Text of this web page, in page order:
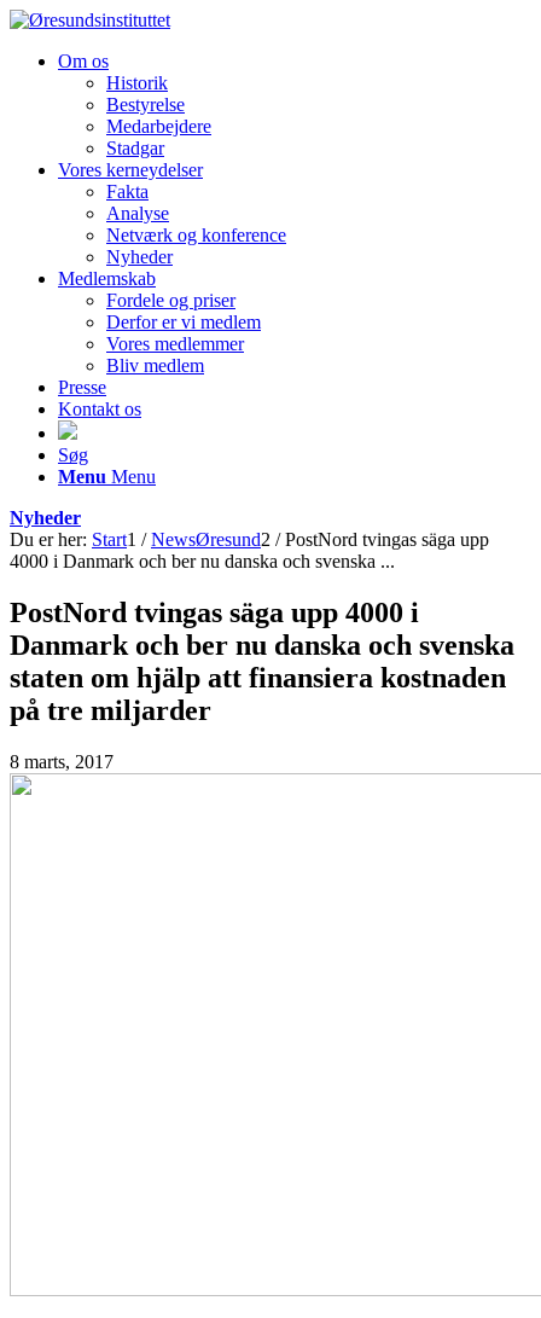
Om os
Historik
Bestyrelse
Medarbejdere
Stadgar
Vores kerneydelser
Fakta
Analyse
Netværk og konference
Nyheder
Medlemskab
Fordele og priser
Derfor er vi medlem
Vores medlemmer
Bliv medlem
Presse
Kontakt os
Søg
Menu Menu
Nyheder
Du er her: Start1 / NewsØresund2 / PostNord tvingas säga upp
4000 i Danmark och ber nu danska och svenska ...
PostNord tvingas säga upp 4000 i
Danmark och ber nu danska och svenska
staten om hjälp att finansiera kostnaden
på tre miljarder
8 marts, 2017